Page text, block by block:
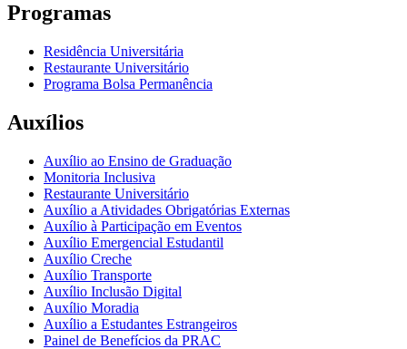
Programas
Residência Universitária
Restaurante Universitário
Programa Bolsa Permanência
Auxílios
Auxílio ao Ensino de Graduação
Monitoria Inclusiva
Restaurante Universitário
Auxílio a Atividades Obrigatórias Externas
Auxílio à Participação em Eventos
Auxílio Emergencial Estudantil
Auxílio Creche
Auxílio Transporte
Auxílio Inclusão Digital
Auxílio Moradia
Auxílio a Estudantes Estrangeiros
Painel de Benefícios da PRAC